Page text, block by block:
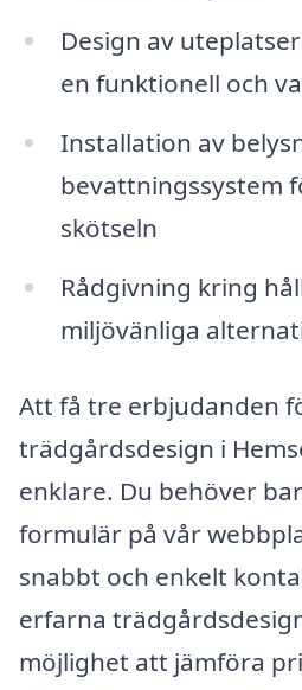
Design av
en funktionell och
Installation av
bevattningssystem
skötseln
Rådgivning kring
miljövänliga
Att få tre erbjudanden
trädgårdsdesign i
enklare. Du behöver
formulär på vår
snabbt och enkelt
erfarna
möjlighet att jämföra